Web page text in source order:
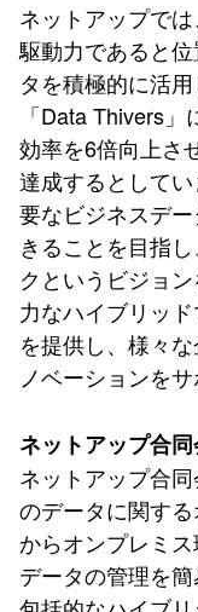
ネットアップで
駆動力であると
タを積極的に活
「Data Thivers
効率を6倍向上さ
達成するとして
要なビジネスデ
きることを目指
クというビジョ
力なハイブリッ
を提供し、様々
ノベーションをサ
ネットアップ合
ネットアップ合
のデータに関す
からオンプレミ
データの管理を